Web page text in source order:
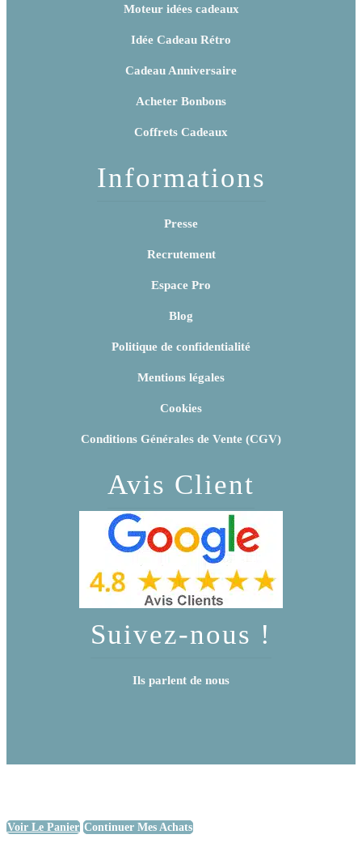
Moteur idées cadeaux
Idée Cadeau Rétro
Cadeau Anniversaire
Acheter Bonbons
Coffrets Cadeaux
Informations
Presse
Recrutement
Espace Pro
Blog
Politique de confidentialité
Mentions légales
Cookies
Conditions Générales de Vente (CGV)
Avis Client
Suivez-nous !
Ils parlent de nous
Voir Le Panier Continuer Mes Achats